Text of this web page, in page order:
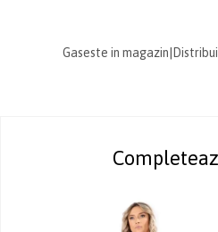
Gaseste in magazin